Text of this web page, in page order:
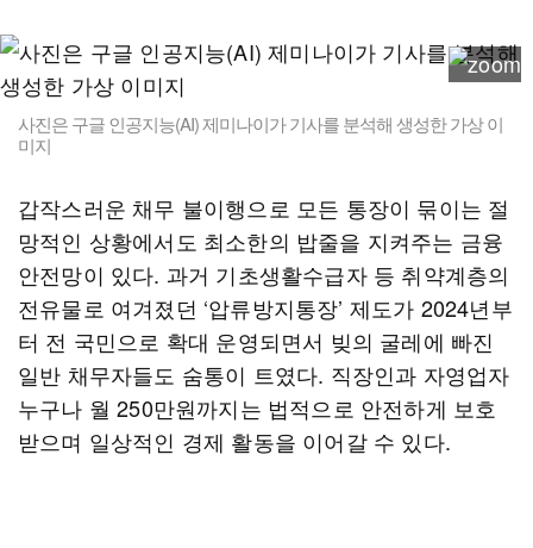
사진은 구글 인공지능(AI) 제미나이가 기사를 분석해 생성한 가상 이
미지
갑작스러운 채무 불이행으로 모든 통장이 묶이는 절
망적인 상황에서도 최소한의 밥줄을 지켜주는 금융
안전망이 있다. 과거 기초생활수급자 등 취약계층의
전유물로 여겨졌던 ‘압류방지통장’ 제도가 2024년부
터 전 국민으로 확대 운영되면서 빚의 굴레에 빠진
일반 채무자들도 숨통이 트였다. 직장인과 자영업자
누구나 월 250만원까지는 법적으로 안전하게 보호
받으며 일상적인 경제 활동을 이어갈 수 있다.